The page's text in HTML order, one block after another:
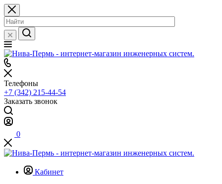
Телефоны
+7 (342) 215-44-54
Заказать звонок
0
Кабинет